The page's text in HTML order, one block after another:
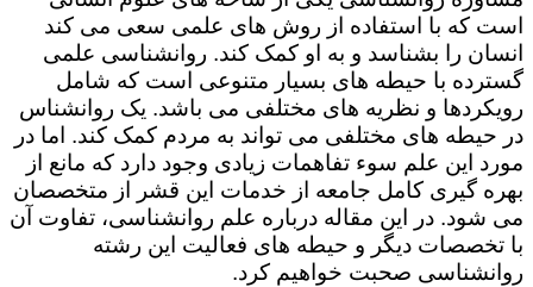
است که با استفاده از روش های علمی سعی می کند
انسان را بشناسد و به او کمک کند. روانشناسی علمی
گسترده با حیطه های بسیار متنوعی است که شامل
رویکردها و نظریه های مختلفی می باشد. یک روانشناس
در حیطه های مختلفی می تواند به مردم کمک کند. اما در
مورد این علم سوء تفاهمات زیادی وجود دارد که مانع از
بهره گیری کامل جامعه از خدمات این قشر از متخصصان
می شود. در این مقاله درباره علم روانشناسی، تفاوت آن
با تخصصات دیگر و حیطه های فعالیت این رشته
روانشناسی صحبت خواهیم کرد.